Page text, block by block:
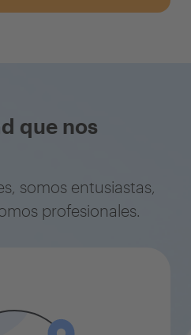
que nos
somos entusiastas,
profesionales.